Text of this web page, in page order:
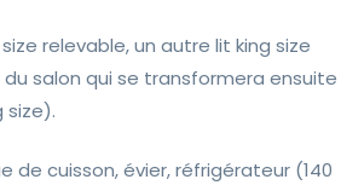
relevable, un autre lit king size
salon qui se transformera ensuite
size).
de cuisson, évier, réfrigérateur (140